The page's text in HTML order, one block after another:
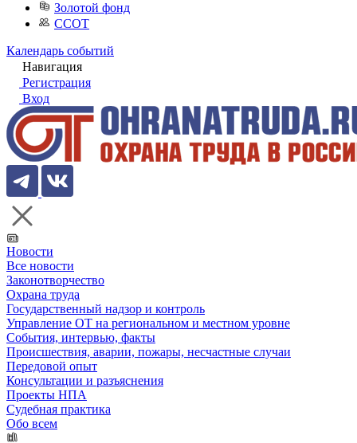
Золотой фонд
ССОТ
Календарь событий
Навигация
Регистрация
Вход
Новости
Все новости
Законотворчество
Охрана труда
Государственный надзор и контроль
Управление ОТ на региональном и местном уровне
События, интервью, факты
Происшествия, аварии, пожары, несчастные случаи
Передовой опыт
Консультации и разъяснения
Проекты НПА
Судебная практика
Обо всем